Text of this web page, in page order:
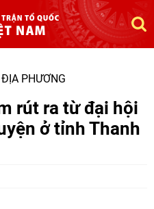
PHƯƠNG
rút ra từ đại hội
ở tỉnh Thanh